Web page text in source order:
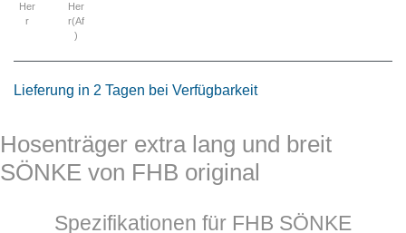
Her
r
Her
r(Af
)
Lieferung in 2 Tagen bei Verfügbarkeit
Hosenträger extra lang und breit
SÖNKE von FHB original
Spezifikationen für FHB SÖNKE